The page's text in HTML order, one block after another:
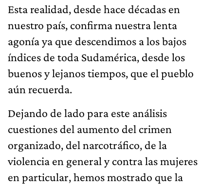
Esta realidad, desde hace décadas en
nuestro país, confirma nuestra lenta
agonía ya que descendimos a los bajos
índices de toda Sudamérica, desde los
buenos y lejanos tiempos, que el pueblo
aún recuerda.
Dejando de lado para este análisis
cuestiones del aumento del crimen
organizado, del narcotráfico, de la
violencia en general y contra las mujeres
en particular, hemos mostrado que la